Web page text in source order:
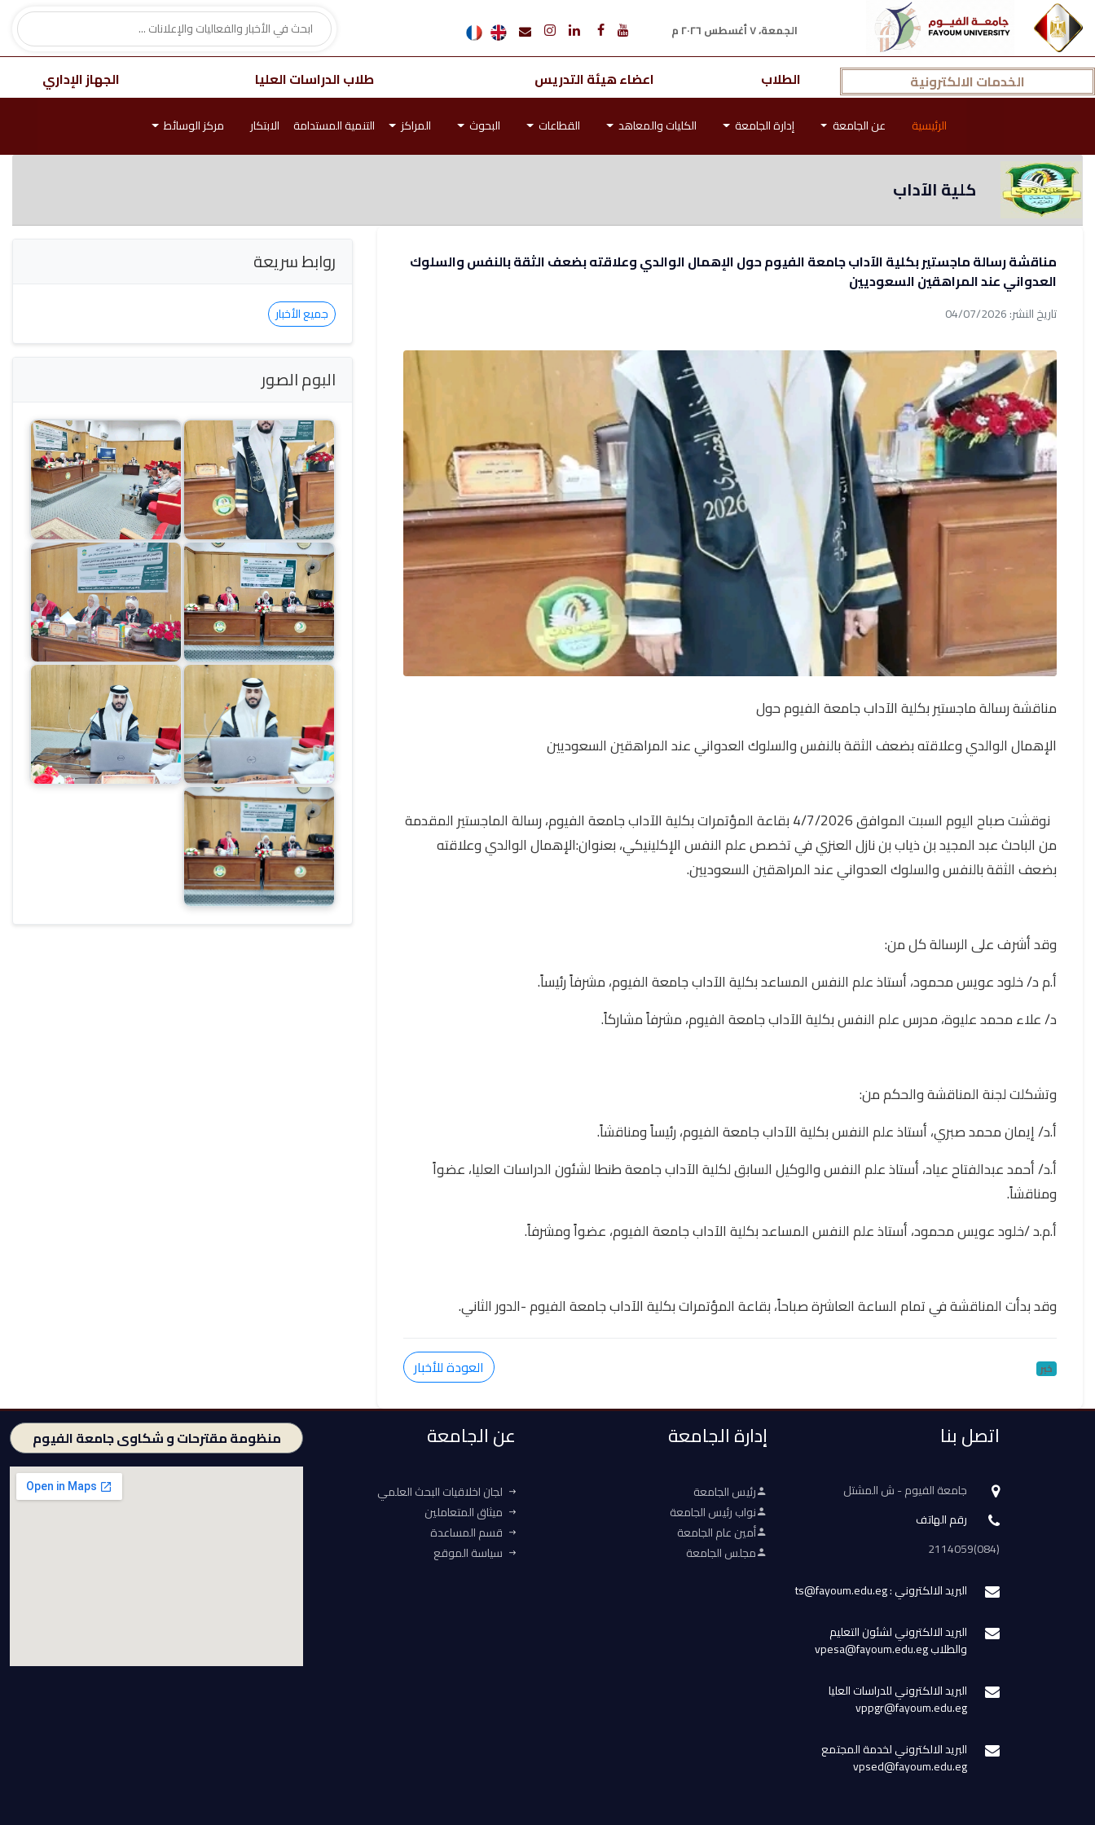
الجمعة، ٧ أغسطس ٢٠٢٦ م
الخدمات الالكترونية الطلاب اعضاء هيئة التدريس طلاب الدراسات العليا الجهاز الإداري
الرئيسية عن الجامعة إدارة الجامعة الكليات والمعاهد القطاعات البحوث المراكز التنمية المستدامة الابتكار مركز الوسائط
كلية الآداب
مناقشة رسالة ماجستير بكلية الآداب جامعة الفيوم حول الإهمال الوالدي وعلاقته بضعف الثقة بالنفس والسلوك
العدواني عند المراهقين السعوديين
تاريخ النشر: 04/07/2026
مناقشة رسالة ماجستير بكلية الآداب جامعة الفيوم حول
الإهمال الوالدي وعلاقته بضعف الثقة بالنفس والسلوك العدواني عند المراهقين السعوديين
نوقشت صباح اليوم السبت الموافق 4/7/2026 بقاعة المؤتمرات بكلية الآداب جامعة الفيوم، رسالة الماجستير المقدمة
من الباحث عبد المجيد بن ذياب بن نازل العنزي في تخصص علم النفس الإكلينيكي، بعنوان:الإهمال الوالدي وعلاقته
بضعف الثقة بالنفس والسلوك العدواني عند المراهقين السعوديين.
وقد أشرف على الرسالة كل من:
أ.م د/ خلود عويس محمود، أستاذ علم النفس المساعد بكلية الآداب جامعة الفيوم، مشرفاً رئيساً.
د/ علاء محمد عليوة، مدرس علم النفس بكلية الآداب جامعة الفيوم، مشرفاً مشاركاً.
وتشكلت لجنة المناقشة والحكم من:
أ.د/ إيمان محمد صبري، أستاذ علم النفس بكلية الآداب جامعة الفيوم، رئيساً ومناقشاً.
أ.د/ أحمد عبدالفتاح عياد، أستاذ علم النفس والوكيل السابق لكلية الآداب جامعة طنطا لشئون الدراسات العليا، عضواً
ومناقشاً.
أ.م.د /خلود عويس محمود، أستاذ علم النفس المساعد بكلية الآداب جامعة الفيوم، عضواً ومشرفاً.
وقد بدأت المناقشة في تمام الساعة العاشرة صباحاً، بقاعة المؤتمرات بكلية الآداب جامعة الفيوم -الدور الثاني.
خبر العودة للأخبار
روابط سريعة
جميع الأخبار
البوم الصور
اتصل بنا
جامعة الفيوم - ش المشتل
رقم الهاتف
(084)2114059
البريد الالكتروني : ts@fayoum.edu.eg
البريد الالكتروني لشئون التعليم
والطلاب vpesa@fayoum.edu.eg
البريد الالكتروني للدراسات العليا
vppgr@fayoum.edu.eg
البريد الالكتروني لخدمة المجتمع
vpsed@fayoum.edu.eg
إدارة الجامعة
رئيس الجامعة
نواب رئيس الجامعة
أمين عام الجامعة
مجلس الجامعة
عن الجامعة
لجان اخلاقيات البحث العلمي
ميثاق المتعاملين
قسم المساعدة
سياسة الموقع
منظومة مقترحات و شكاوى جامعة الفيوم